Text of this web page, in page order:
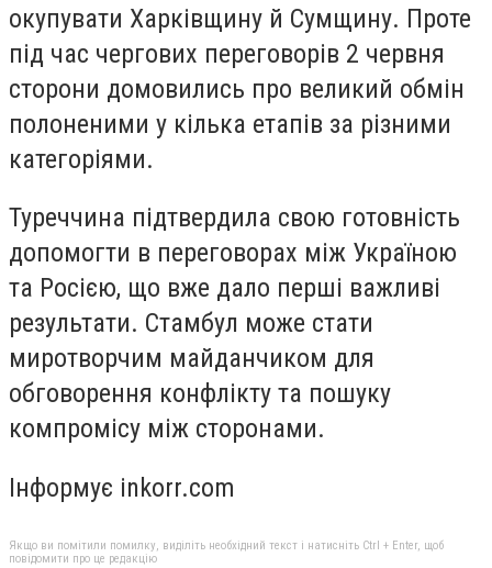
окупувати Харківщину й Сумщину. Проте
під час чергових переговорів 2 червня
сторони домовились про великий обмін
полоненими у кілька етапів за різними
категоріями.
Туреччина підтвердила свою готовність
допомогти в переговорах між Україною
та Росією, що вже дало перші важливі
результати. Стамбул може стати
миротворчим майданчиком для
обговорення конфлікту та пошуку
компромісу між сторонами.
Інформує inkorr.com
Якщо ви помітили помилку, виділіть необхідний текст і натисніть Ctrl + Enter, щоб
повідомити про це редакцію